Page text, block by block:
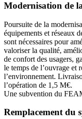
Modernisation de
Poursuite de la
équipements et réseaux
sont nécessaires pour
valoriser la qualité,
de confort des usagers,
le temps de l’ouvrage et
l’environnement.
l’opération de 1,5 M€.
Une subvention du
Remplacement du